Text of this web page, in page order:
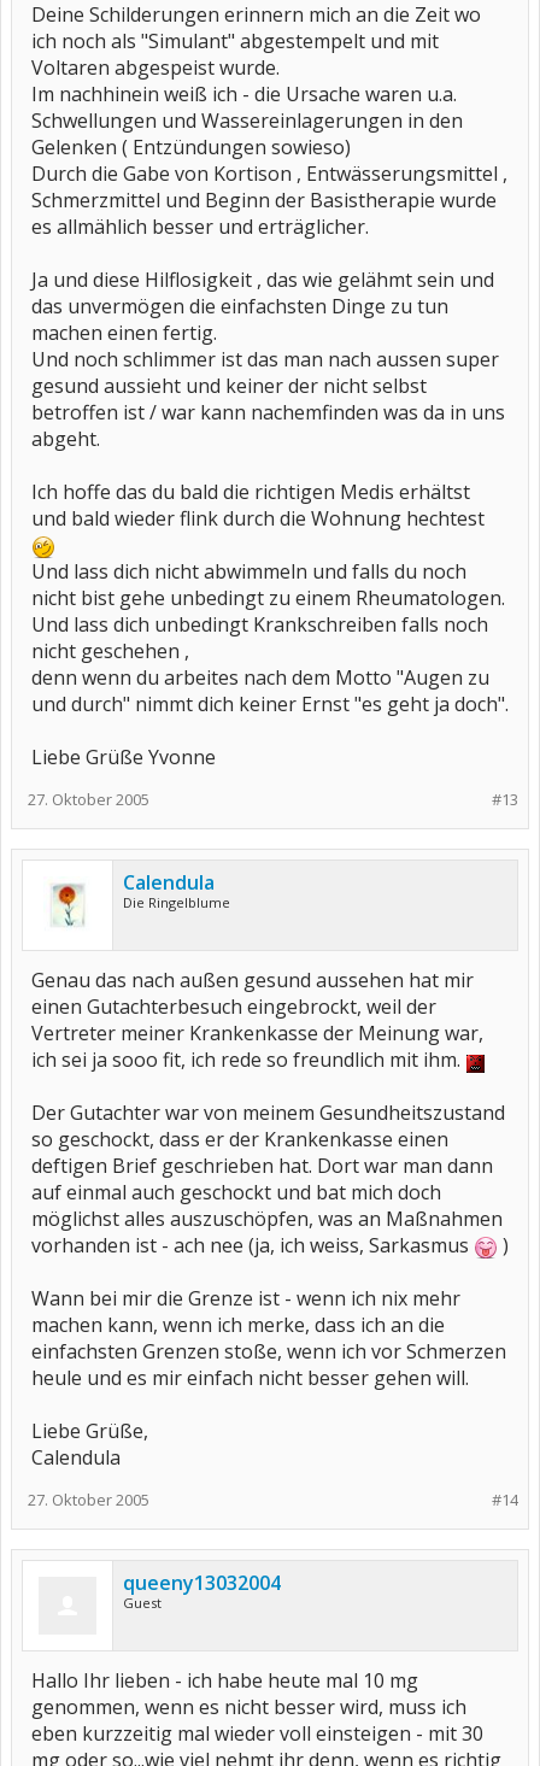
Deine Schilderungen erinnern mich an die Zeit wo
ich noch als "Simulant" abgestempelt und mit
Voltaren abgespeist wurde.
Im nachhinein weiß ich - die Ursache waren u.a.
Schwellungen und Wassereinlagerungen in den
Gelenken ( Entzündungen sowieso)
Durch die Gabe von Kortison , Entwässerungsmittel ,
Schmerzmittel und Beginn der Basistherapie wurde
es allmählich besser und erträglicher.
Ja und diese Hilflosigkeit , das wie gelähmt sein und
das unvermögen die einfachsten Dinge zu tun
machen einen fertig.
Und noch schlimmer ist das man nach aussen super
gesund aussieht und keiner der nicht selbst
betroffen ist / war kann nachemfinden was da in uns
abgeht.
Ich hoffe das du bald die richtigen Medis erhältst
und bald wieder flink durch die Wohnung hechtest
Und lass dich nicht abwimmeln und falls du noch
nicht bist gehe unbedingt zu einem Rheumatologen.
Und lass dich unbedingt Krankschreiben falls noch
nicht geschehen ,
denn wenn du arbeites nach dem Motto "Augen zu
und durch" nimmt dich keiner Ernst "es geht ja doch".
Liebe Grüße Yvonne
#13
27. Oktober 2005
Calendula
Die Ringelblume
Genau das nach außen gesund aussehen hat mir
einen Gutachterbesuch eingebrockt, weil der
Vertreter meiner Krankenkasse der Meinung war,
ich sei ja sooo fit, ich rede so freundlich mit ihm.
Der Gutachter war von meinem Gesundheitszustand
so geschockt, dass er der Krankenkasse einen
deftigen Brief geschrieben hat. Dort war man dann
auf einmal auch geschockt und bat mich doch
möglichst alles auszuschöpfen, was an Maßnahmen
vorhanden ist - ach nee (ja, ich weiss, Sarkasmus
)
Wann bei mir die Grenze ist - wenn ich nix mehr
machen kann, wenn ich merke, dass ich an die
einfachsten Grenzen stoße, wenn ich vor Schmerzen
heule und es mir einfach nicht besser gehen will.
Liebe Grüße,
Calendula
#14
27. Oktober 2005
queeny13032004
Guest
Hallo Ihr lieben - ich habe heute mal 10 mg
genommen, wenn es nicht besser wird, muss ich
eben kurzzeitig mal wieder voll einsteigen - mit 30
mg oder so...wie viel nehmt ihr denn, wenn es richtig